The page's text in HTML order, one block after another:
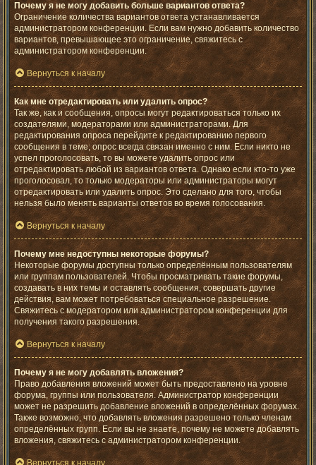
Почему я не могу добавить больше вариантов ответа?
Ограничение количества вариантов ответа устанавливается
администратором конференции. Если вам нужно добавить количество
вариантов, превышающее это ограничение, свяжитесь с
администратором конференции.
Вернуться к началу
Как мне отредактировать или удалить опрос?
Так же, как и сообщения, опросы могут редактироваться только их
создателями, модераторами или администраторами. Для
редактирования опроса перейдите к редактированию первого
сообщения в теме; опрос всегда связан именно с ним. Если никто не
успел проголосовать, то вы можете удалить опрос или
отредактировать любой из вариантов ответа. Однако если кто-то уже
проголосовал, то только модераторы или администраторы могут
отредактировать или удалить опрос. Это сделано для того, чтобы
нельзя было менять варианты ответов во время голосования.
Вернуться к началу
Почему мне недоступны некоторые форумы?
Некоторые форумы доступны только определённым пользователям
или группам пользователей. Чтобы просматривать такие форумы,
создавать в них темы и оставлять сообщения, совершать другие
действия, вам может потребоваться специальное разрешение.
Свяжитесь с модератором или администратором конференции для
получения такого разрешения.
Вернуться к началу
Почему я не могу добавлять вложения?
Право добавления вложений может быть предоставлено на уровне
форума, группы или пользователя. Администратор конференции
может не разрешить добавление вложений в определённых форумах.
Также возможно, что добавлять вложения разрешено только членам
определённых групп. Если вы не знаете, почему не можете добавлять
вложения, свяжитесь с администратором конференции.
Вернуться к началу